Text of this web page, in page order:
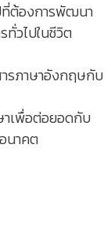
ที่ต้องการพัฒนา
ทั่วไปในชีวิต
รภาษาอังกฤษกับ
เพื่อต่อยอดกับ
นาคต